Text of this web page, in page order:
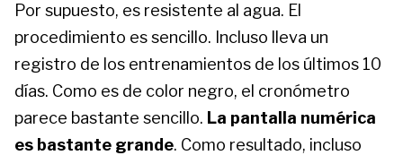
Por supuesto, es resistente al agua. El
procedimiento es sencillo. Incluso lleva un
registro de los entrenamientos de los últimos 10
días. Como es de color negro, el cronómetro
parece bastante sencillo. La pantalla numérica
es bastante grande. Como resultado, incluso